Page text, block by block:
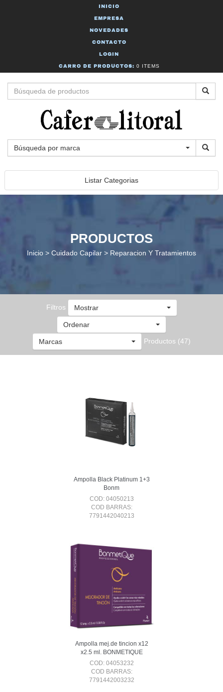
INICIO
EMPRESA
NOVEDADES
CONTACTO
LOGIN
CARRO DE PRODUCTOS: 0 ITEMS
Búsqueda por marca
Listar Categorias
PRODUCTOS
Inicio > Cuidado Capilar > Reparacion Y Tratamientos
Filtros Mostrar
Ordenar
Marcas Productos (47)
Ampolla Black Platinum 1+3
Bonm
COD: 04050213
COD BARRAS:
7791442040213
Ampolla mej.de tincion x12
x2.5 ml. BONMETIQUE
COD: 04053232
COD BARRAS:
7791442003232